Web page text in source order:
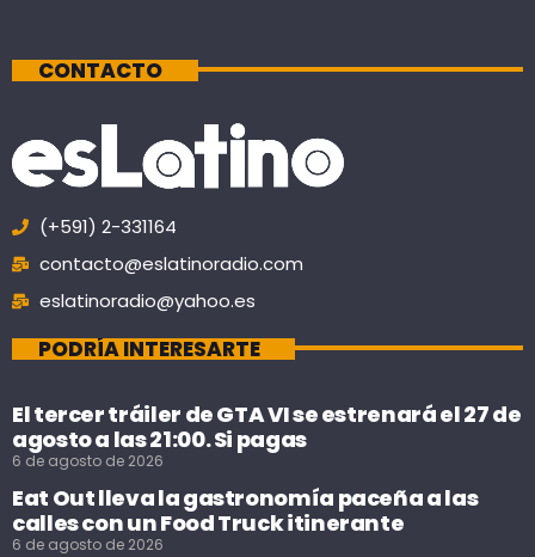
CONTACTO
(+591) 2-331164
contacto@eslatinoradio.com
eslatinoradio@yahoo.es
PODRÍA INTERESARTE
El tercer tráiler de GTA VI se estrenará el 27 de
agosto a las 21:00. Si pagas
6 de agosto de 2026
Eat Out lleva la gastronomía paceña a las
calles con un Food Truck itinerante
6 de agosto de 2026